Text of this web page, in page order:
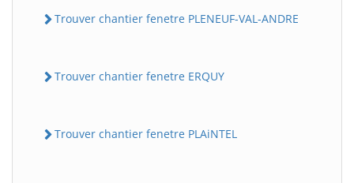
Trouver chantier fenetre PLENEUF-VAL-ANDRE
Trouver chantier fenetre ERQUY
Trouver chantier fenetre PLAiNTEL